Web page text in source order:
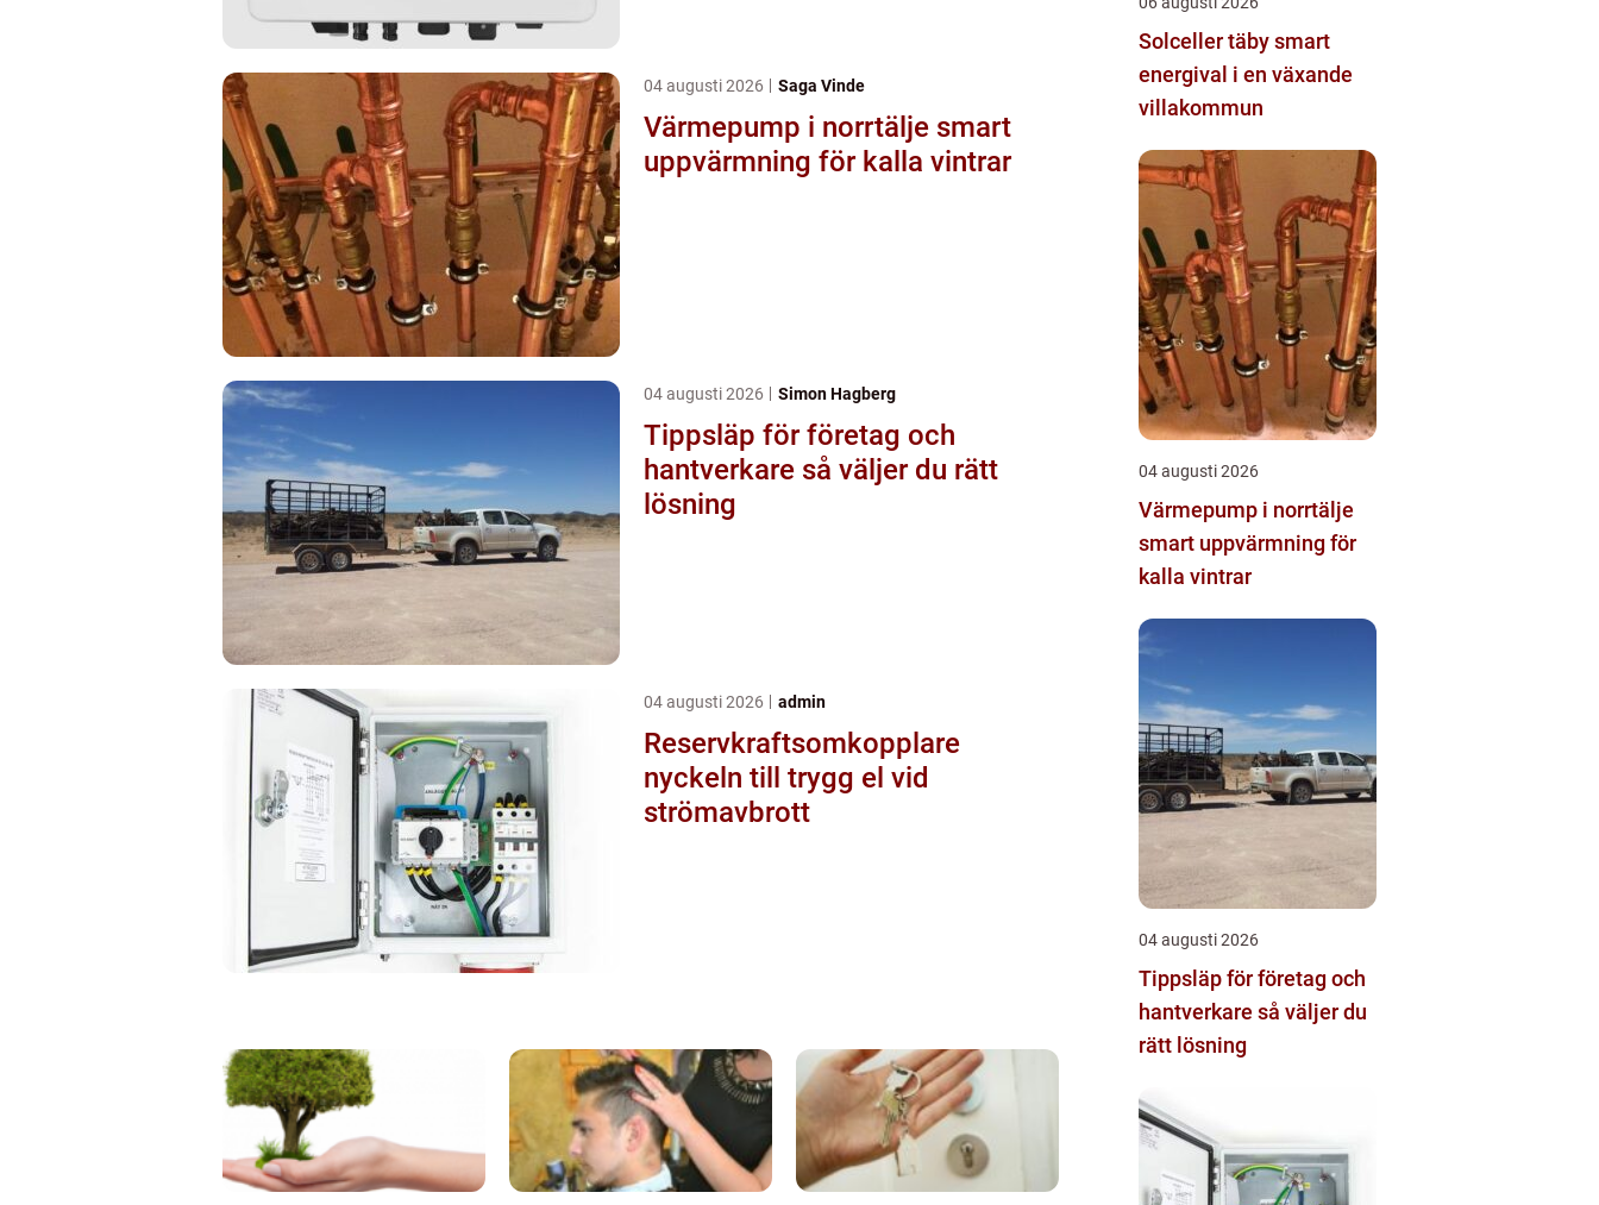
04 augusti 2026 Saga Vinde
Värmepump i norrtälje smart
uppvärmning för kalla vintrar
04 augusti 2026 Simon Hagberg
Tippsläp för företag och
hantverkare så väljer du rätt
lösning
04 augusti 2026 admin
Reservkraftsomkopplare
nyckeln till trygg el vid
strömavbrott
Solceller täby smart
energival i en växande
villakommun
04 augusti 2026
Värmepump i norrtälje
smart uppvärmning för
kalla vintrar
04 augusti 2026
Tippsläp för företag och
hantverkare så väljer du
rätt lösning